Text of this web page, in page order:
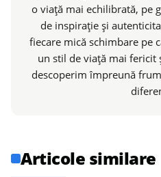
o viață mai echilibrată, pe
de inspirație și
fiecare mică schimbare pe
un stil de viață mai fericit
descoperim împreună
Articole similare